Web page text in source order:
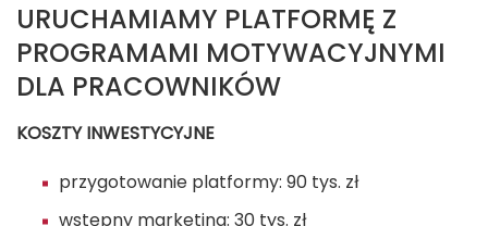
URUCHAMIAMY PLATFORMĘ Z
PROGRAMAMI MOTYWACYJNYMI
DLA PRACOWNIKÓW
KOSZTY INWESTYCYJNE
przygotowanie platformy: 90 tys. zł
wstępny marketing: 30 tys. zł